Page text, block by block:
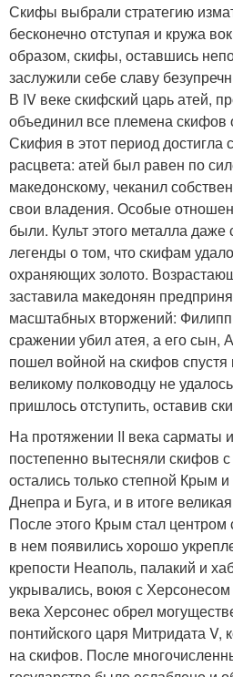
Скифы выбрали стратегию
бесконечно отступая и кружа
образом, скифы, оставшись
заслужили себе славу
В IV веке скифский царь атей,
объединил все племена скифов
Скифия в этот период достигла
расцвета: атей был равен по
македонскому, чеканил
свои владения. Особые
были. Культ этого металла
легенды о том, что скифам
охраняющих золото.
заставила македонян
масштабных вторжений: Филипп
сражении убил атея, а его сын,
пошел войной на скифов
великому полководцу не
пришлось отступить, оставив
На протяжении II века сарматы
постепенно вытесняли скифов
остались только степной Крым
Днепра и Буга, и в итоге
После этого Крым стал центром
в нем появились хорошо
крепости Неаполь, палакий и
укрывались, воюя с
века Херсонес обрел
понтийского царя Митридата
на скифов. После